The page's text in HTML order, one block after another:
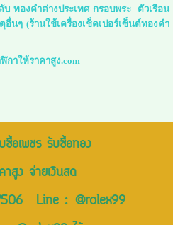
บ ทองคำต่างประเทศ กรอบพระ ตัวเรือน
นๆ (ร้านใช้เครื่องเช็คเปอร์เซ็นต์ทองคำ
กาให้ราคาสูง.com
อเพชร รับซื้อทอง
าสูง จ่ายเงินสด
Line : @rolex99